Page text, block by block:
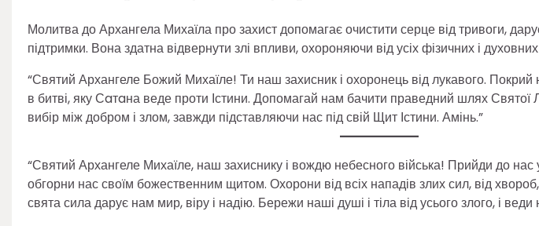
Молитва до Архангела Михаїла про захист допомагає очистити серце від тривоги,
підтримки. Вона здатна відвернути злі впливи, охороняючи від усіх фізичних і
“Святий Архангеле Божий Михаїле! Ти наш захисник і охоронець від лукавого. Покрий
в битві, яку Сaтaна веде проти Істини. Допомагай нам бачити праведний шлях
вибір між добром і злом, завжди підставляючи нас під свій Щит Істини. Амінь.”
“Святий Архангеле Михаїле, наш захиснику і вождю небесного війська! Прийди до нас
обгорни нас своїм божественним щитом. Охорони від всіх нападів злих сил, від
свята сила дарує нам мир, віру і надію. Бережи наші душі і тіла від усього злого, і